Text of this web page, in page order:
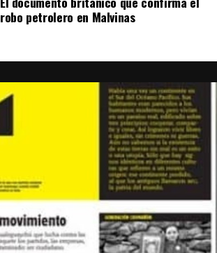
robo petrolero en Malvinas